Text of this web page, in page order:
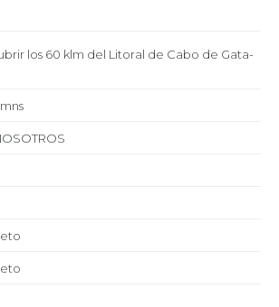
los 60 klm del Litoral de Cabo de Gata-